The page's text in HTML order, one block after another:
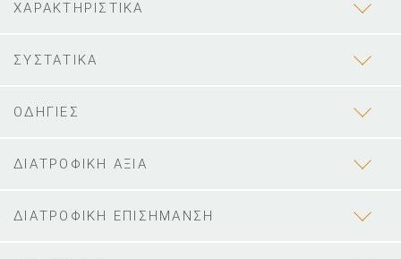
ΧΑΡΑΚΤΗΡΙΣΤΙΚΑ
ΣΥΣΤΑΤΙΚΑ
ΟΔΗΓΙΕΣ
ΔΙΑΤΡΟΦΙΚΗ ΑΞΙΑ
ΔΙΑΤΡΟΦΙΚΗ ΕΠΙΣΗΜΑΝΣΗ